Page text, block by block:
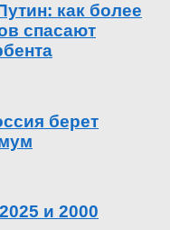
как более
спасают
берет
и 2000